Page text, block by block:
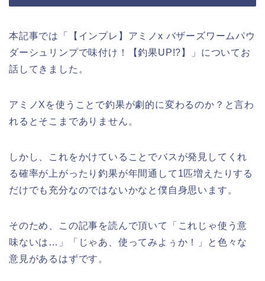
本記事では「【インプレ】アミノx バザーズワームパウ
ダーシュリンプで味付け！【釣果UP!?】」についてお
話してきました。
アミノXを使うことで釣果が劇的に変わるのか？と言わ
れるとそこまでありません。
しかし、これをかけていることでバスが発見してくれ
る確率が上がったり釣果が年間通して1匹増えたりする
だけでも充分なのではないかなと僕自身思います。
そのため、この記事を読んで頂いて「これじゃ使う意
味ないは…」「じゃあ、使ってみよぅか！」と色々な
意見があるはずです。